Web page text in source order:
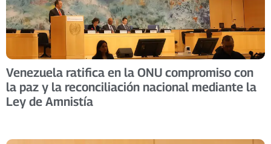
Venezuela ratifica en la ONU compromiso con
la paz y la reconciliación nacional mediante la
Ley de Amnistía